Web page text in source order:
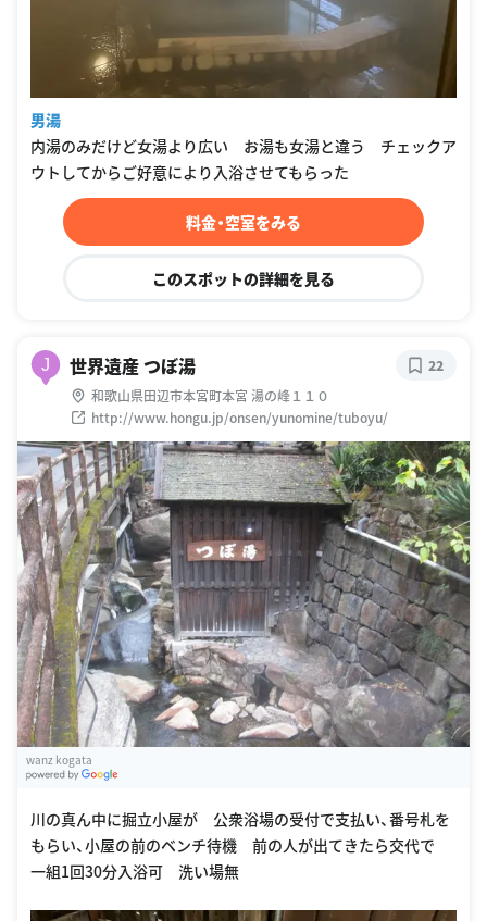
男湯
内湯のみだけど女湯より広い お湯も女湯と違う チェックア
ウトしてからご好意により入浴させてもらった
料金・空室をみる
このスポットの詳細を見る
J 世界遺産 つぼ湯
和歌山県田辺市本宮町本宮 湯の峰１１０
http://www.hongu.jp/onsen/yunomine/tuboyu/
22
wanz kogata
川の真ん中に掘立小屋が 公衆浴場の受付で支払い、番号札を
もらい、小屋の前のベンチ待機 前の人が出てきたら交代で
一組1回30分入浴可 洗い場無